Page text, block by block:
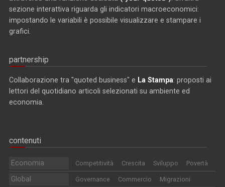
sezione interattiva riguarda gli indicatori macroeconomici:
impostando le variabili è possibile visualizzare e stampare i
grafici.
partnership
Collaborazione tra "quoted business" e La Stampa: proposti ai
lettori del quotidiano articoli selezionati su ambiente ed
economia.
contenuti
Economia Competitività Crescita Sviluppo Povertà
Global Governance Commercio Migrazioni